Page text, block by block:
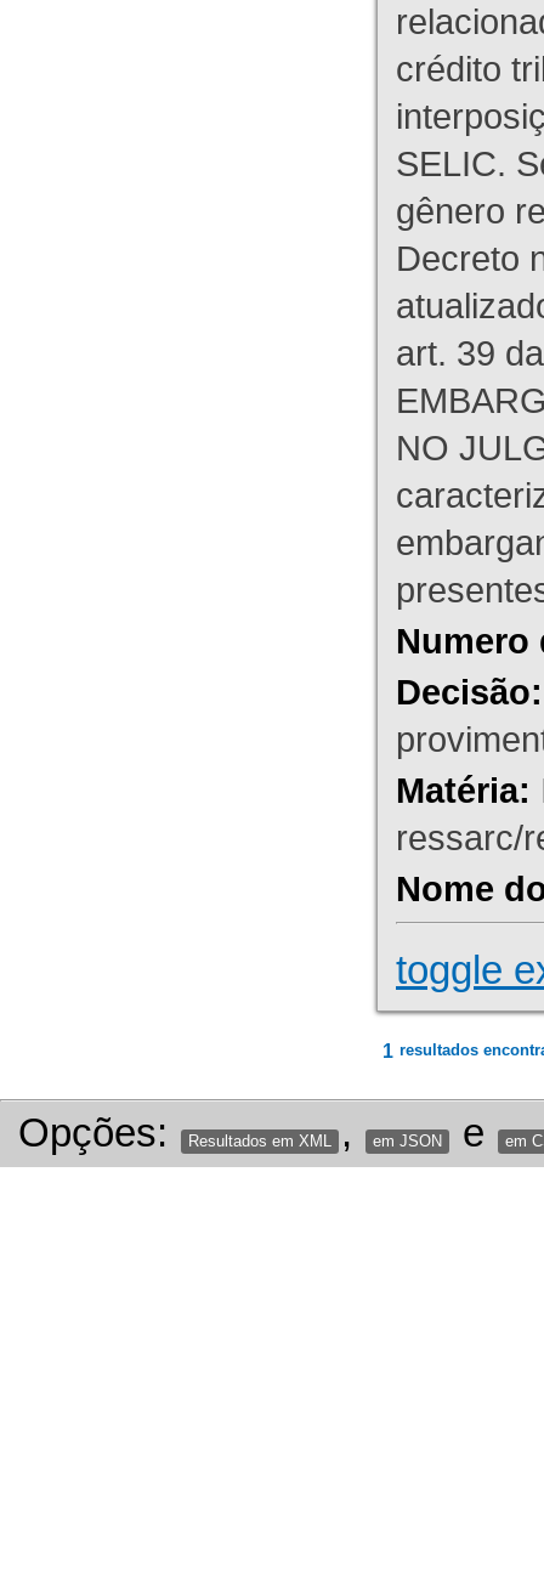
crédito
SELIC.
gênero
Decreto
art. 39
NO
Numero
Decisão:
Matéria:
ressarc/
Nome
toggle
1 resultados
Opções: Resultados em XML , em JSON e em